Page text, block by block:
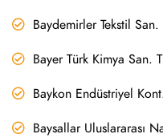
Baydemirler Tekstil
Bayer Türk Kimya San.
Baykon Endüstriyel
Baysallar Uluslararası